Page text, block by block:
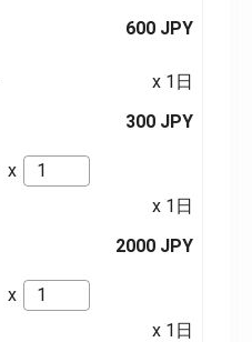
600 JPY
x 1日
300 JPY
x
x 1日
2000 JPY
x
x 1日